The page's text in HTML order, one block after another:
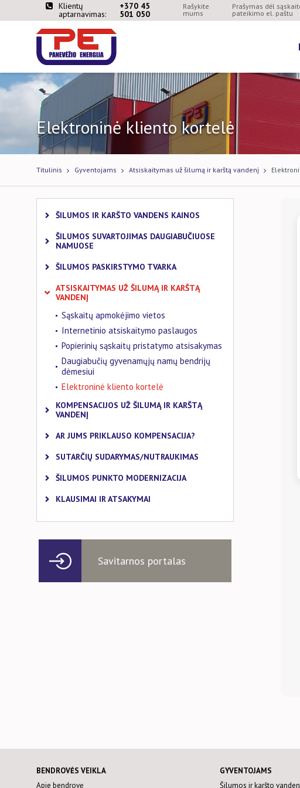
Klientų
aptarnavimas:
+370 45
501 050
Rašykite
mums
Prašymas dėl
pateikimo el. paštu
Elektroninė kliento kortelė
Titulinis Gyventojams Atsiskaitymas už šilumą ir karštą vandenį
ŠILUMOS IR KARŠTO VANDENS KAINOS
ŠILUMOS SUVARTOJIMAS DAUGIABUČIUOSE
NAMUOSE
ŠILUMOS PASKIRSTYMO TVARKA
ATSISKAITYMAS UŽ ŠILUMĄ IR KARŠTĄ
VANDENĮ
Sąskaitų apmokėjimo vietos
Internetinio atsiskaitymo paslaugos
Popierinių sąskaitų pristatymo atsisakymas
Daugiabučių gyvenamųjų namų bendrijų
dėmesiui
Elektroninė kliento kortelė
KOMPENSACIJOS UŽ ŠILUMĄ IR KARŠTĄ
VANDENĮ
AR JUMS PRIKLAUSO KOMPENSACIJA?
SUTARČIŲ SUDARYMAS/NUTRAUKIMAS
ŠILUMOS PUNKTO MODERNIZACIJA
KLAUSIMAI IR ATSAKYMAI
Savitarnos portalas
BENDROVĖS VEIKLA
Apie bendrovę
GYVENTOJAMS
Šilumos ir karšto